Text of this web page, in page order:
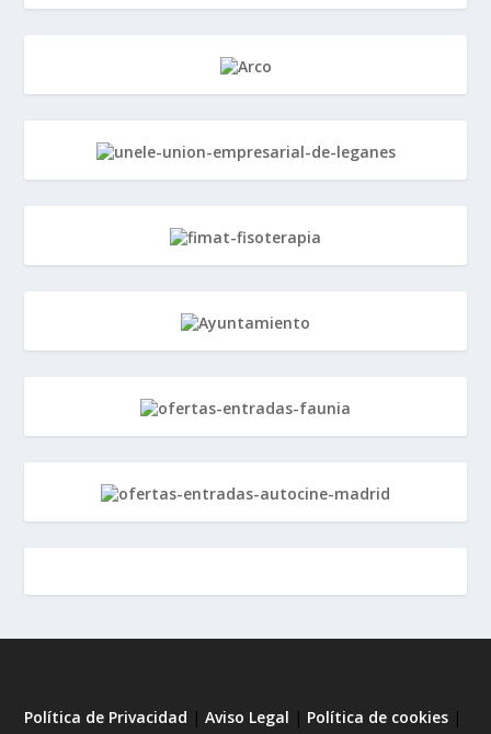
Política de Privacidad |Aviso Legal | Política de cookies |